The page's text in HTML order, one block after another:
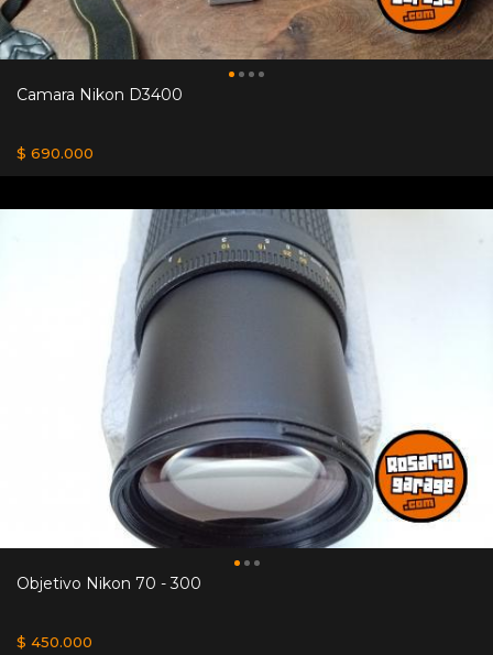
Camara Nikon D3400
$ 690.000
Objetivo Nikon 70 - 300
$ 450.000